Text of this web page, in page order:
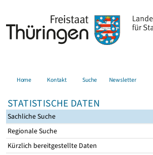
Home Kontakt Suche Newsletter
STATISTISCHE DATEN
Sachliche Suche
Regionale Suche
Kürzlich bereitgestellte Daten